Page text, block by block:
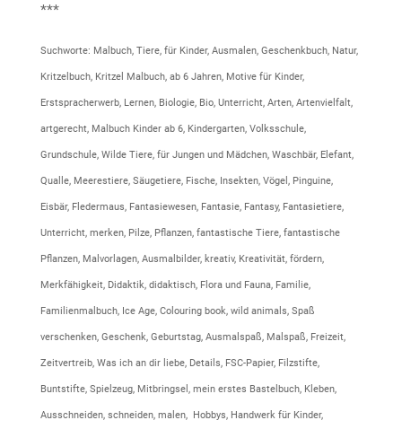
***
Suchworte: Malbuch, Tiere, für Kinder, Ausmalen, Geschenkbuch, Natur,
Kritzelbuch, Kritzel Malbuch, ab 6 Jahren, Motive für Kinder,
Erstspracherwerb, Lernen, Biologie, Bio, Unterricht, Arten, Artenvielfalt,
artgerecht, Malbuch Kinder ab 6, Kindergarten, Volksschule,
Grundschule, Wilde Tiere, für Jungen und Mädchen, Waschbär, Elefant,
Qualle, Meerestiere, Säugetiere, Fische, Insekten, Vögel, Pinguine,
Eisbär, Fledermaus, Fantasiewesen, Fantasie, Fantasy, Fantasietiere,
Unterricht, merken, Pilze, Pflanzen, fantastische Tiere, fantastische
Pflanzen, Malvorlagen, Ausmalbilder, kreativ, Kreativität, fördern,
Merkfähigkeit, Didaktik, didaktisch, Flora und Fauna, Familie,
Familienmalbuch, Ice Age, Colouring book, wild animals, Spaß
verschenken, Geschenk, Geburtstag, Ausmalspaß, Malspaß, Freizeit,
Zeitvertreib, Was ich an dir liebe, Details, FSC-Papier, Filzstifte,
Buntstifte, Spielzeug, Mitbringsel, mein erstes Bastelbuch, Kleben,
Ausschneiden, schneiden, malen, Hobbys, Handwerk für Kinder,